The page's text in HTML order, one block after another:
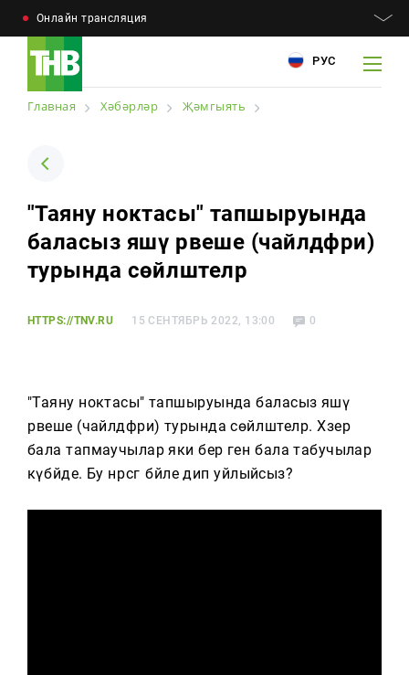
Онлайн трансляция
РУС
Хәбәрләр
Главная Хәбәрләр Җәмгыять
"Таяну ноктасы" тапшыруында
баласыз яшәү рәвеше (чайлдфри)
турында сөйләштеләр
HTTPS://TNV.RU 15 СЕНТЯБРЬ 2022, 13:00 0
"Таяну ноктасы" тапшыруында баласыз яшәү
рәвеше (чайлдфри) турында сөйләштеләр. Хәзер
бала тапмаучылар яки бер генә бала табучылар
күбәйде. Бу нәрсәгә бәйле дип уйлыйсыз?